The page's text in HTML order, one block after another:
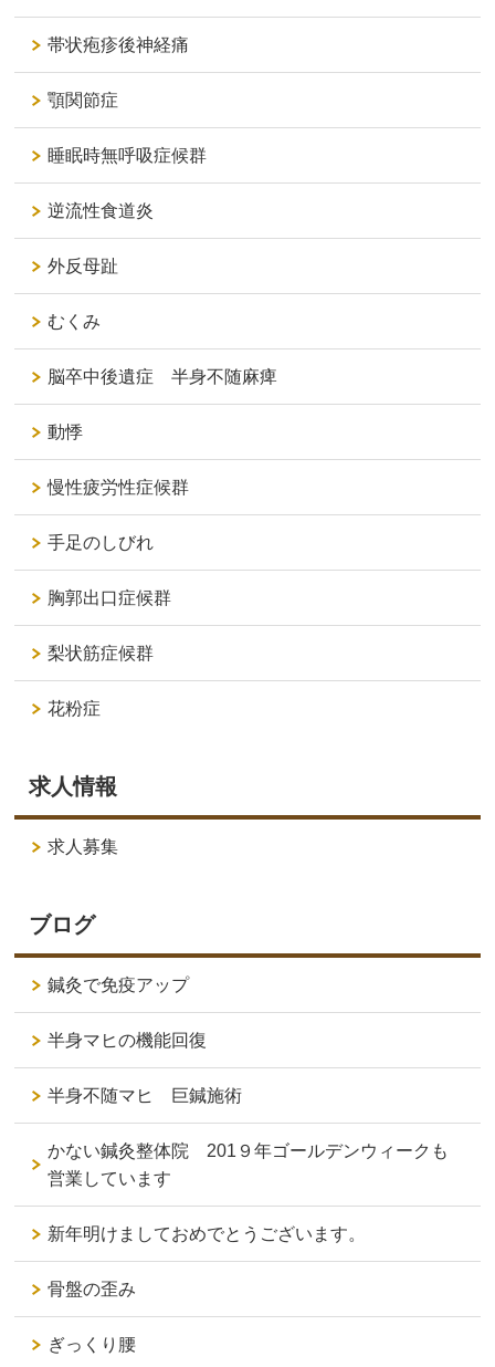
帯状疱疹後神経痛
顎関節症
睡眠時無呼吸症候群
逆流性食道炎
外反母趾
むくみ
脳卒中後遺症 半身不随麻痺
動悸
慢性疲労性症候群
手足のしびれ
胸郭出口症候群
梨状筋症候群
花粉症
求人情報
求人募集
ブログ
鍼灸で免疫アップ
半身マヒの機能回復
半身不随マヒ 巨鍼施術
かない鍼灸整体院 201９年ゴールデンウィークも
営業しています
新年明けましておめでとうございます。
骨盤の歪み
ぎっくり腰